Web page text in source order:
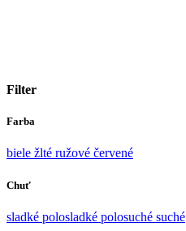
Filter
Farba
biele žlté ružové červené
Chuť
sladké polosladké polosuché suché